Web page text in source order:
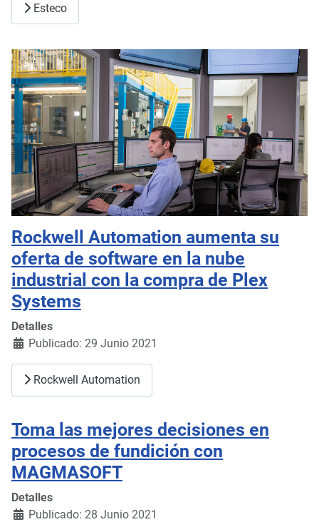
Esteco
Rockwell Automation aumenta su
oferta de software en la nube
industrial con la compra de Plex
Systems
Detalles
Publicado: 29 Junio 2021
Rockwell Automation
Toma las mejores decisiones en
procesos de fundición con
MAGMASOFT
Detalles
Publicado: 28 Junio 2021